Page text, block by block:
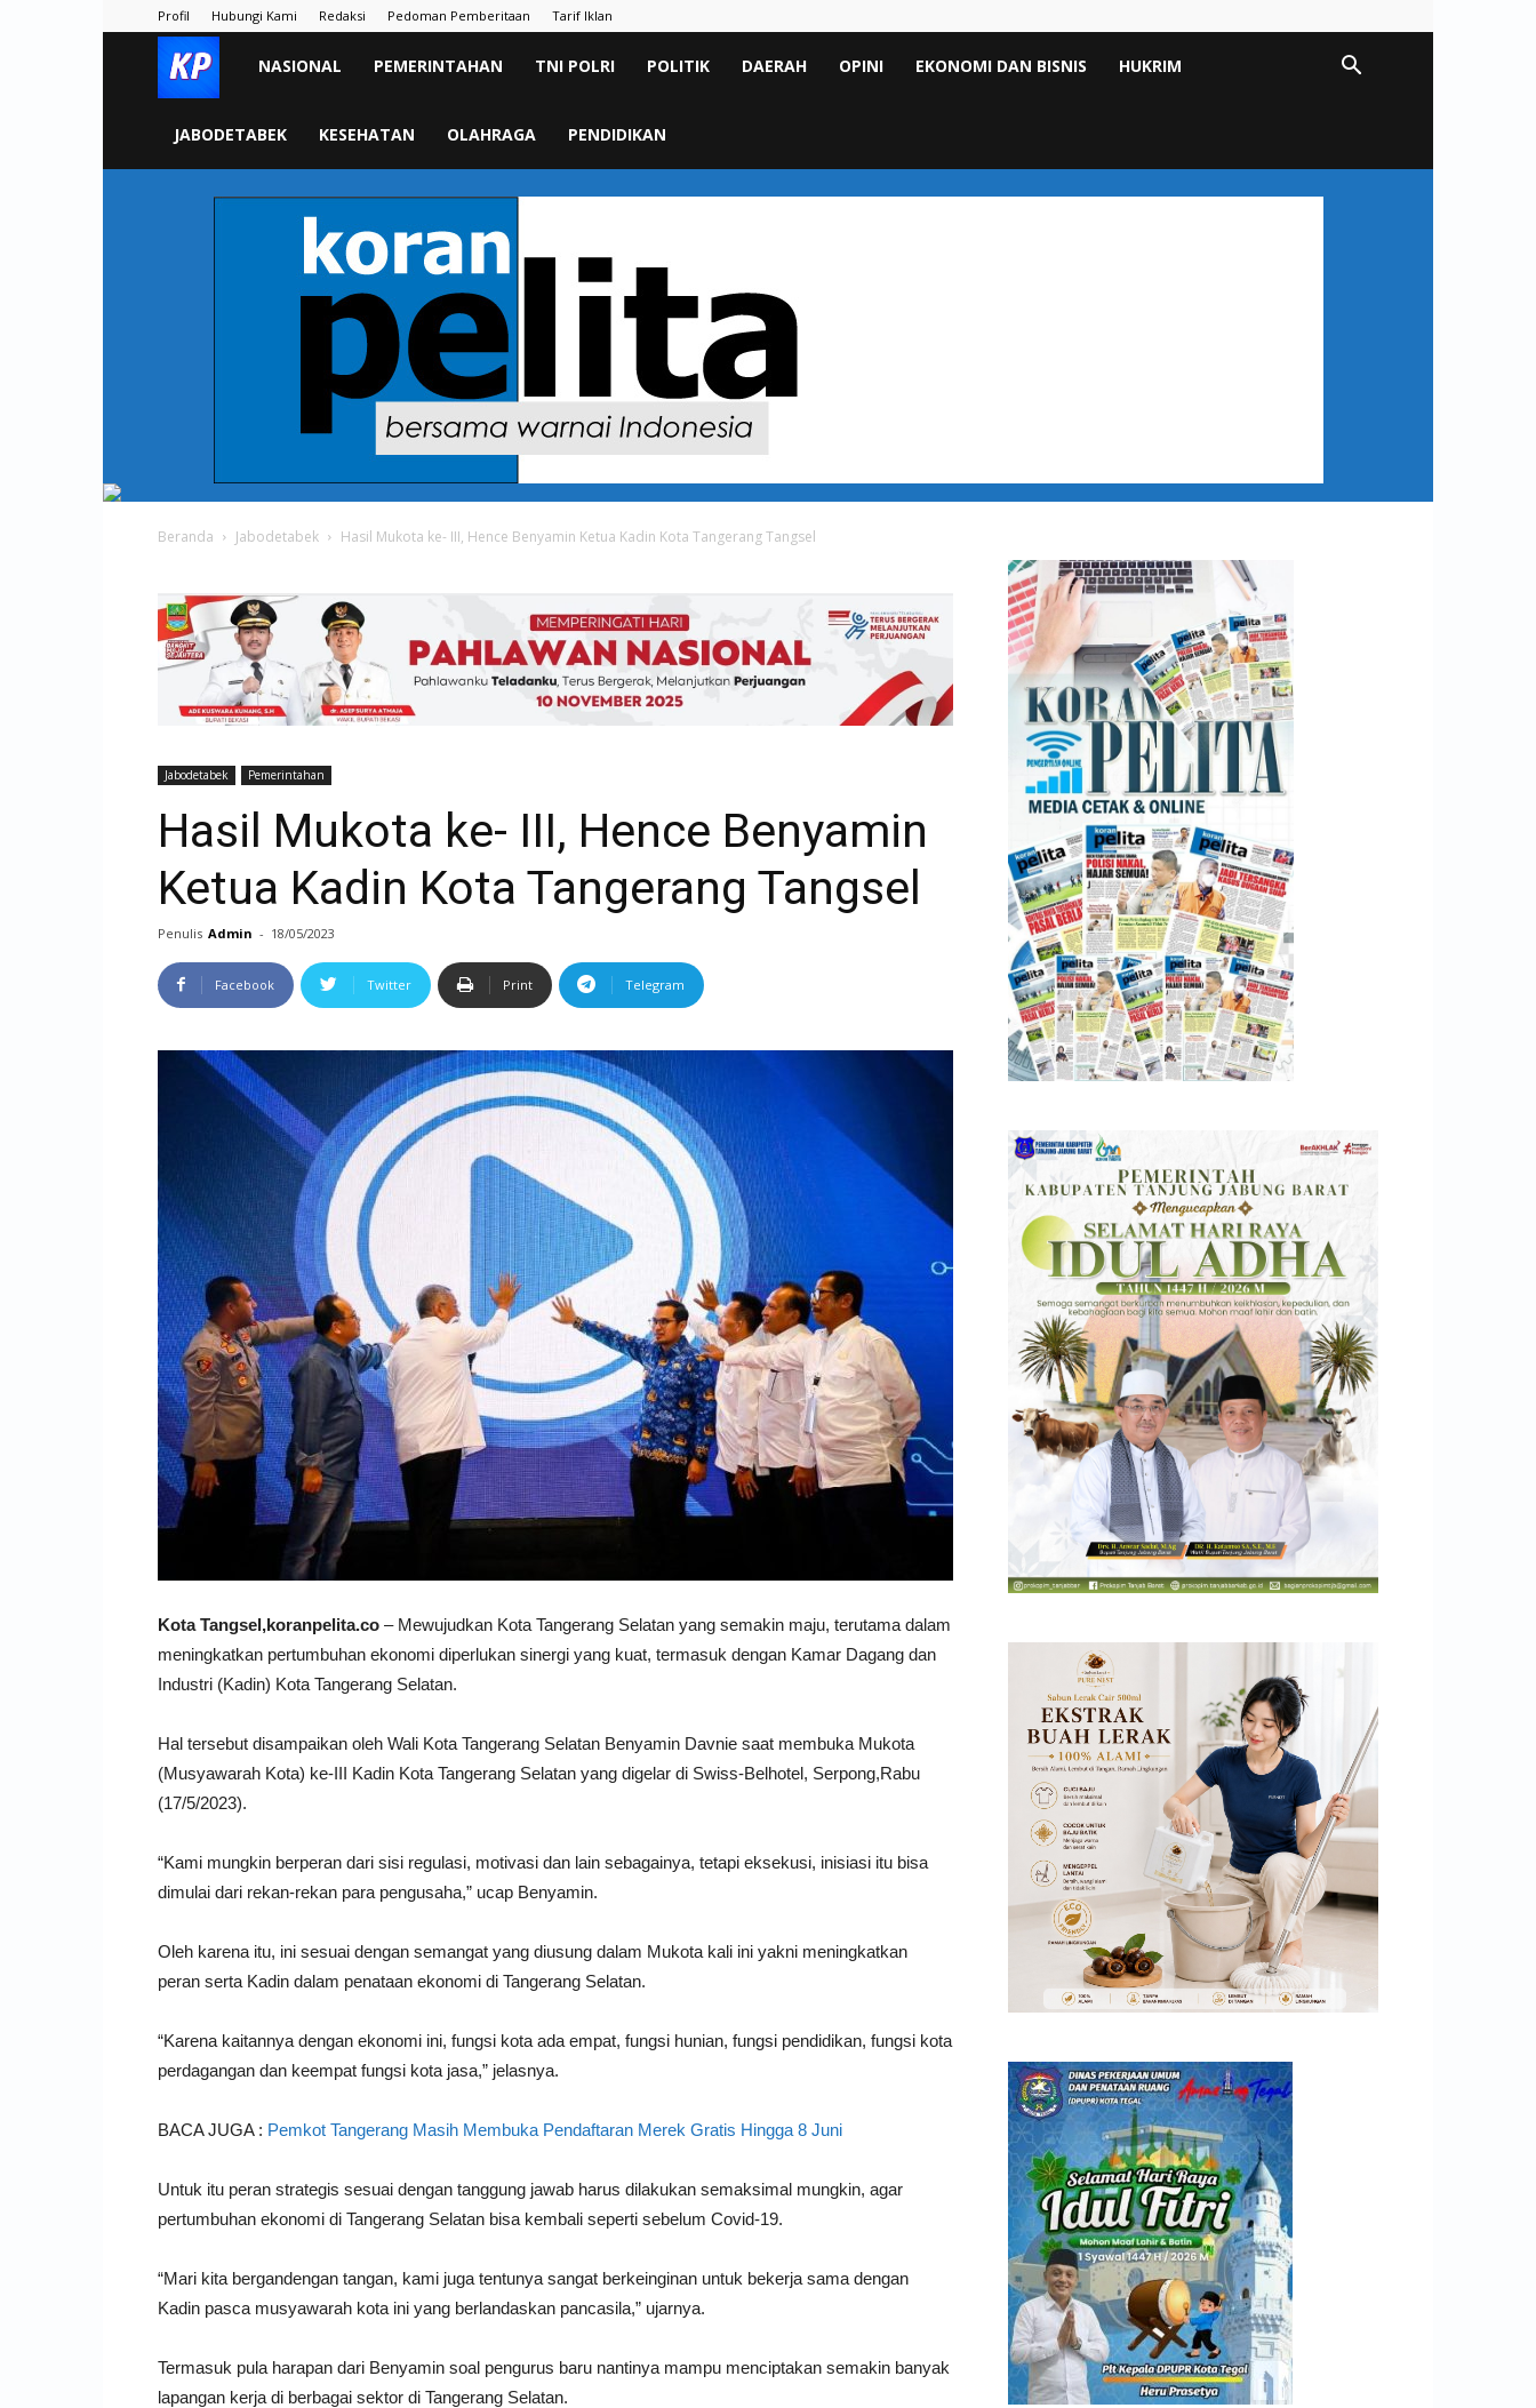
Profil Hubungi Kami Redaksi Pedoman Pemberitaan Tarif Iklan
KORAN
PELITA
NASIONAL PEMERINTAHAN TNI POLRI POLITIK DAERAH OPINI EKONOMI DAN BISNIS HUKRIM
JABODETABEK KESEHATAN OLAHRAGA PENDIDIKAN
Beranda Jabodetabek Hasil Mukota ke- III, Hence Benyamin Ketua Kadin Kota Tangerang Tangsel
Jabodetabek Pemerintahan
Hasil Mukota ke- III, Hence Benyamin
Ketua Kadin Kota Tangerang Tangsel
Penulis Admin - 18/05/2023
Facebook Twitter Print Telegram
Kota Tangsel,koranpelita.co – Mewujudkan Kota Tangerang Selatan yang semakin maju, terutama dalam
meningkatkan pertumbuhan ekonomi diperlukan sinergi yang kuat, termasuk dengan Kamar Dagang dan
Industri (Kadin) Kota Tangerang Selatan.
Hal tersebut disampaikan oleh Wali Kota Tangerang Selatan Benyamin Davnie saat membuka Mukota
(Musyawarah Kota) ke-III Kadin Kota Tangerang Selatan yang digelar di Swiss-Belhotel, Serpong,Rabu
(17/5/2023).
“Kami mungkin berperan dari sisi regulasi, motivasi dan lain sebagainya, tetapi eksekusi, inisiasi itu bisa
dimulai dari rekan-rekan para pengusaha,” ucap Benyamin.
Oleh karena itu, ini sesuai dengan semangat yang diusung dalam Mukota kali ini yakni meningkatkan
peran serta Kadin dalam penataan ekonomi di Tangerang Selatan.
“Karena kaitannya dengan ekonomi ini, fungsi kota ada empat, fungsi hunian, fungsi pendidikan, fungsi kota
perdagangan dan keempat fungsi kota jasa,” jelasnya.
BACA JUGA : Pemkot Tangerang Masih Membuka Pendaftaran Merek Gratis Hingga 8 Juni
Untuk itu peran strategis sesuai dengan tanggung jawab harus dilakukan semaksimal mungkin, agar
pertumbuhan ekonomi di Tangerang Selatan bisa kembali seperti sebelum Covid-19.
“Mari kita bergandengan tangan, kami juga tentunya sangat berkeinginan untuk bekerja sama dengan
Kadin pasca musyawarah kota ini yang berlandaskan pancasila,” ujarnya.
Termasuk pula harapan dari Benyamin soal pengurus baru nantinya mampu menciptakan semakin banyak
lapangan kerja di berbagai sektor di Tangerang Selatan.